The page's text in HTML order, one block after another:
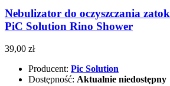
Nebulizator do oczyszczania zatok
PiC Solution Rino Shower
39,00 zł
Producent: Pic Solution
Dostępność: Aktualnie niedostępny